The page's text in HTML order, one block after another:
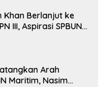
Khan Berlanjut ke
III, Aspirasi SPBUN
Arah
Maritim, Nasim